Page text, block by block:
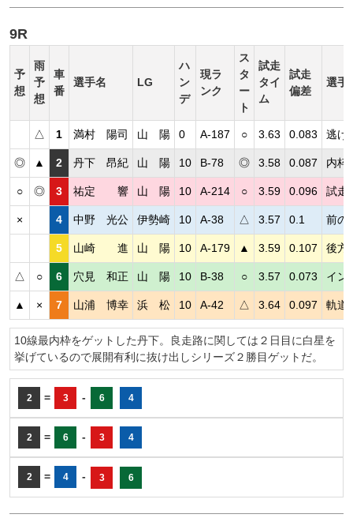
9R
予
想
雨
予
想
車
番
選手名 LG
ハ
ン
デ
現ラ
ンク
ス
タ
ー
ト
試走
タイ
ム
試走
偏差
選手
△ 1 満村 陽司 山 陽 0 A-187 ○ 3.63 0.083 逃げ
◎ ▲ 2 丹下 昂紀 山 陽 10 B-78 ◎ 3.58 0.087 内枠
○ ◎ 3 祐定 響 山 陽 10 A-214 ○ 3.59 0.096 試走
× 4 中野 光公 伊勢崎 10 A-38 △ 3.57 0.1 前の
5 山崎 進 山 陽 10 A-179 ▲ 3.59 0.107 後方
△ ○ 6 穴見 和正 山 陽 10 B-38 ○ 3.57 0.073 イン
▲ × 7 山浦 博幸 浜 松 10 A-42 △ 3.64 0.097 軌道
10線最内枠をゲットした丹下。良走路に関しては２日目に白星を
挙げているので展開有利に抜け出しシリーズ２勝目ゲットだ。
2 = 3 - 6 4
2 = 6 - 3 4
2 = 4 - 3 6